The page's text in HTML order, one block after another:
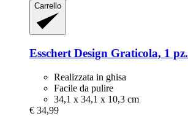
Carrello
Esschert Design Graticola, 1 pz.
Realizzata in ghisa
Facile da pulire
34,1 x 34,1 x 10,3 cm
€ 34,99